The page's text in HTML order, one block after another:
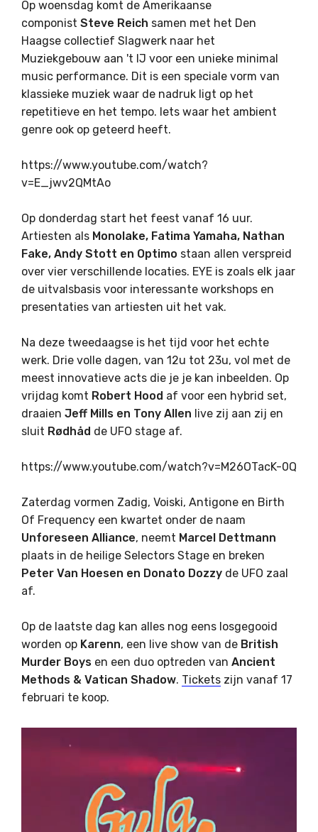
Op woensdag komt de Amerikaanse
componist Steve Reich samen met het Den
Haagse collectief Slagwerk naar het
Muziekgebouw aan 't IJ voor een unieke minimal
music performance. Dit is een speciale vorm van
klassieke muziek waar de nadruk ligt op het
repetitieve en het tempo. Iets waar het ambient
genre ook op geteerd heeft.
https://www.youtube.com/watch?
v=E_jwv2QMtAo
Op donderdag start het feest vanaf 16 uur.
Artiesten als Monolake, Fatima Yamaha, Nathan
Fake, Andy Stott en Optimo staan allen verspreid
over vier verschillende locaties. EYE is zoals elk jaar
de uitvalsbasis voor interessante workshops en
presentaties van artiesten uit het vak.
Na deze tweedaagse is het tijd voor het echte
werk. Drie volle dagen, van 12u tot 23u, vol met de
meest innovatieve acts die je je kan inbeelden. Op
vrijdag komt Robert Hood af voor een hybrid set,
draaien Jeff Mills en Tony Allen live zij aan zij en
sluit Rødhåd de UFO stage af.
https://www.youtube.com/watch?v=M26OTacK-0Q
Zaterdag vormen Zadig, Voiski, Antigone en Birth
Of Frequency een kwartet onder de naam
Unforeseen Alliance, neemt Marcel Dettmann
plaats in de heilige Selectors Stage en breken
Peter Van Hoesen en Donato Dozzy de UFO zaal
af.
Op de laatste dag kan alles nog eens losgegooid
worden op Karenn, een live show van de British
Murder Boys en een duo optreden van Ancient
Methods & Vatican Shadow. Tickets zijn vanaf 17
februari te koop.